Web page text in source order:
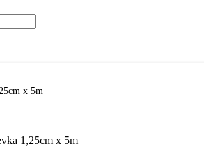
x 5m